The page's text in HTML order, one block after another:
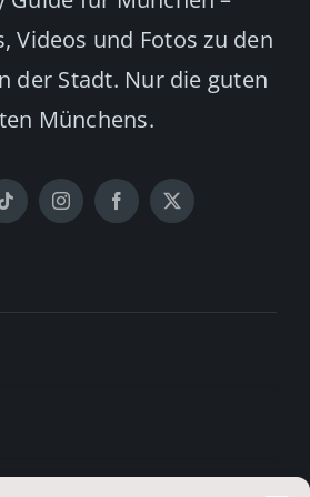
Videos und Fotos zu den
der Stadt. Nur die guten
Münchens.